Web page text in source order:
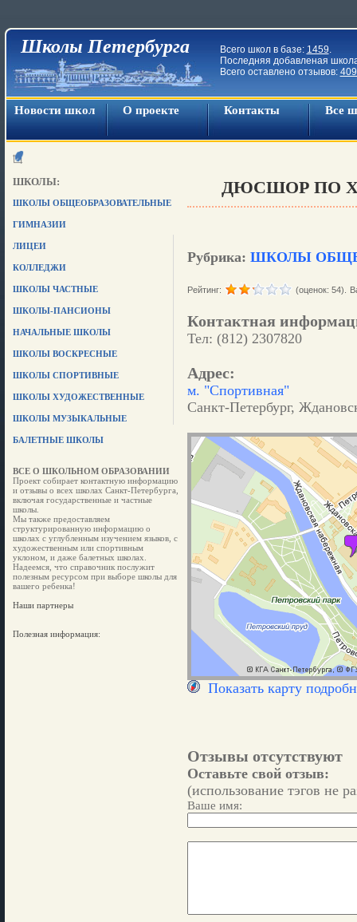
Школы Петербурга Всего школ в базе: 1459.
Последняя добавленая
Всего оставлено отзывов:
Новости школ О проекте Контакты Все
ШКОЛЫ:
ШКОЛЫ ОБЩЕОБРАЗОВАТЕЛЬНЫЕ
ГИМНАЗИИ
ЛИЦЕИ
КОЛЛЕДЖИ
ШКОЛЫ ЧАСТНЫЕ
ШКОЛЫ-ПАНСИОНЫ
НАЧАЛЬНЫЕ ШКОЛЫ
ШКОЛЫ ВОСКРЕСНЫЕ
ШКОЛЫ СПОРТИВНЫЕ
ШКОЛЫ ХУДОЖЕСТВЕННЫЕ
ШКОЛЫ МУЗЫКАЛЬНЫЕ
БАЛЕТНЫЕ ШКОЛЫ
ВСЕ О ШКОЛЬНОМ ОБРАЗОВАНИИ
Проект собирает контактную информацию
и отзывы о всех школах Санкт-Петербурга,
включая государственные и частные
школы.
Мы также предоставляем
структурированную информацию о
школах с углубленным изучением языков, с
художественным или спортивным
уклоном, и даже балетных школах.
Надеемся, что справочник послужит
полезным ресурсом при выборе школы для
вашего ребенка!
Наши партнеры
Полезная информация:
ДЮСШОР ПО
Рубрика: ШКОЛЫ
Рейтинг: (оценок: 54).
Контактная
Тел: (812) 2307820
Адрес:
м. "Спортивная"
Санкт-Петербург,
Показать карту
Отзывы отсутствуют
Оставьте свой отзыв:
(использование тэгов не
Ваше имя: